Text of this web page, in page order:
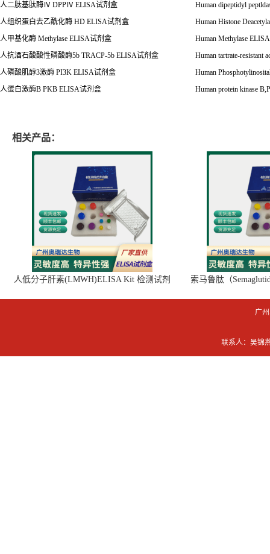
人二肽基肽酶 Ⅳ DPP Ⅳ ELISA试剂盒
Human dipeptidyl
人组织蛋白去乙酰化酶 HD ELISA试剂盒
Human Histone
人甲基化酶 Methylase ELISA试剂盒
Human Methylase ELISA
人抗酒石酸酸性磷酸酶5b TRACP-5b ELISA试剂盒
Human tartrate-resistant
人磷酸肌醇3激酶 PI3K ELISA试剂盒
Human
人蛋白激酶B PKB ELISA试剂盒 Human protein kinase
相关产品：
人低分子肝素(LMWH)ELISA Kit 检测试剂
索马鲁肽（
广
联系人：吴锦